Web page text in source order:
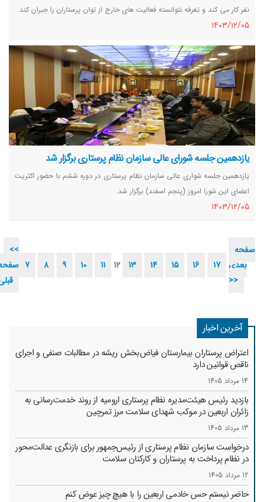
نفر کار می کند و تعرفه نتوانسته فعالیت های خارج از توان پرستاران را جبران کند.
١٤٠٣/١٢/٠٥
یازدهمین جلسه شورای عالی سازمان نظام پرستاری برگزار شد
یازدهمین جلسه شواری عالی سازمان نظام پرستاری در دوره ششم با حضور اکثریت
اعضای این شورا امروز (پنجم اسفند) برگزار شد.
١٤٠٣/١٢/٠٥
<<
7 8 9 10 11 12 13 14 15 16 17
صفحه
بعدی
>>
آخرین اخبار
اعتراض پرستاران بیمارستان فیاض‌بخش ریشه در مطالبات صنفی و اجرای
ناقص قوانین دارد
14 مرداد 1405
بازدید رئیس هیئت‌مدیره نظام پرستاری ارومیه از روند خدمت‌رسانی به
زائران اربعین در موکب شهدای سلامت مرز تمرچین
13 مرداد 1405
درخواست سازمان نظام پرستاری از رئیس‌جمهور برای بازنگری عدالت‌محور
در نظام پرداخت به پرستاران و کارکنان سلامت
12 مرداد 1405
حاضر نیستم حس خادمی اربعین را با هیچ چیز عوض کنم